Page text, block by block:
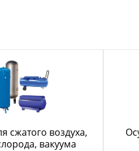
сжатого воздуха,
вакуума